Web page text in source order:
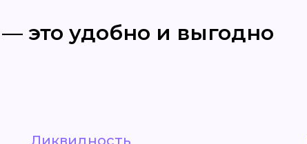
это удобно и выгодно
Ликвидность